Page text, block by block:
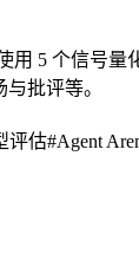
用 5 个信号
批评等。
评估#Agent